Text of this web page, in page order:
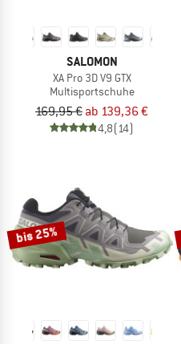
SALOMON
XA Pro 3D V9 GTX
Multisportschuhe
169,95 € ab 139,36 €
4,8(14)
bis 25%